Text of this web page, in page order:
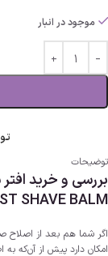
موجود در انبار
توضیحات
SHAVE BALM
اگر شما هم بعد از اصلاح
امکان دارد پیش از آن‌که